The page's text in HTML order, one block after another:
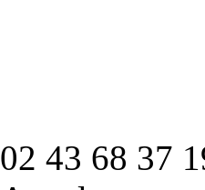
02 43 68 37